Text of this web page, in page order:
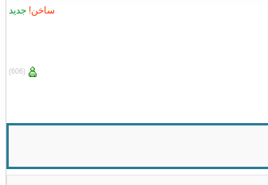
ساخن! جديد
(606)